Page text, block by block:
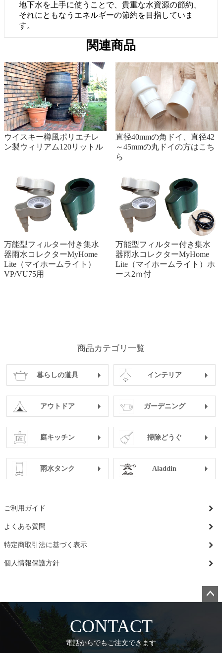
地下水を上手に使うことで、貴重な水資源の節約、
それにともなうエネルギーの節約を目指していま
す。
関連商品
ウイスキー樽風ポリエチレ
ン製ウィリアム120リットル
直径40mmの角ドイ、直径42
～45mmの丸ドイの方はこち
ら
万能型フィルター付き集水
器雨水コレクターMyHome
Lite（マイホームライト）
VP/VU75用
万能型フィルター付き集水
器雨水コレクターMyHome
Lite（マイホームライト）ホ
ース2ｍ付
商品カテゴリ一覧
暮らしの道具 インテリア
アウトドア ガーデニング
庭キッチン 掃除どうぐ
雨水タンク Aladdin
ご利用ガイド
よくある質問
特定商取引法に基づく表示
個人情報保護方針
へ
CONTACT
電話からでもご注文できます